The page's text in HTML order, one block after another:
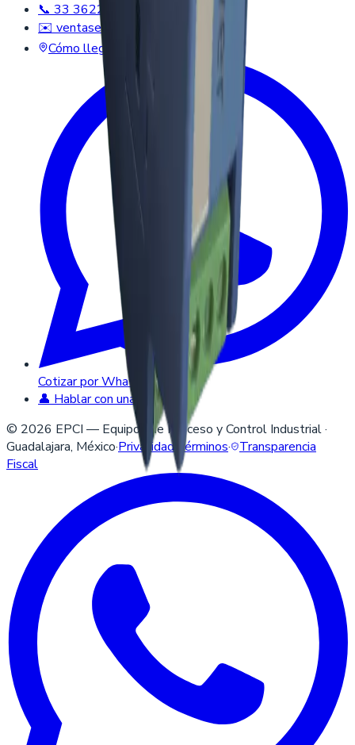
📞 33 3622 2791
✉️ ventasenlinea@epci.mx
Cómo llegar (Maps)
Cotizar por WhatsApp
👤 Hablar con una persona
© 2026 EPCI — Equipos de Proceso y Control Industrial ·
Guadalajara, México·Privacidad Términos· Transparencia
Fiscal